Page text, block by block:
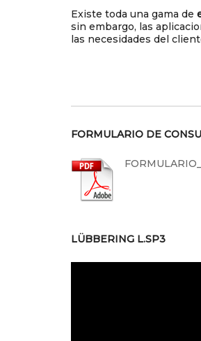
Existe toda una gama de
sin embargo, las
las necesidades del
FORMULARIO DE
LÜBBERING L.SP3